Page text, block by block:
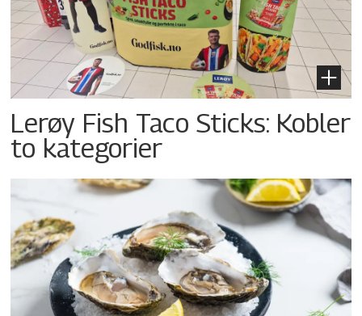
Lerøy Fish Taco Sticks: Kobler
to kategorier